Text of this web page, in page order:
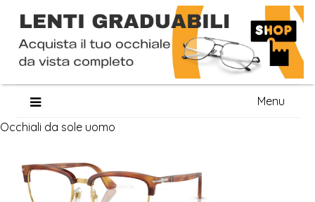
content
Menu
Occhiali da sole uomo